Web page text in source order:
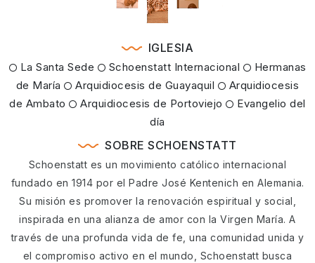
IGLESIA
La Santa Sede Schoenstatt Internacional
Hermanas
de María
Arquidiocesis de Guayaquil
Arquidiocesis
de Ambato
Arquidiocesis de Portoviejo
Evangelio del
día
SOBRE SCHOENSTATT
Schoenstatt es un movimiento católico internacional
fundado en 1914 por el Padre José Kentenich en Alemania.
Su misión es promover la renovación espiritual y social,
inspirada en una alianza de amor con la Virgen María. A
través de una profunda vida de fe, una comunidad unida y
el compromiso activo en el mundo, Schoenstatt busca